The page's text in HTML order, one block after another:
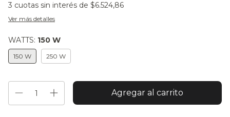
3 cuotas sin interés de $6.524,86
Ver más detalles
WATTS: 150 W
150 W 250 W